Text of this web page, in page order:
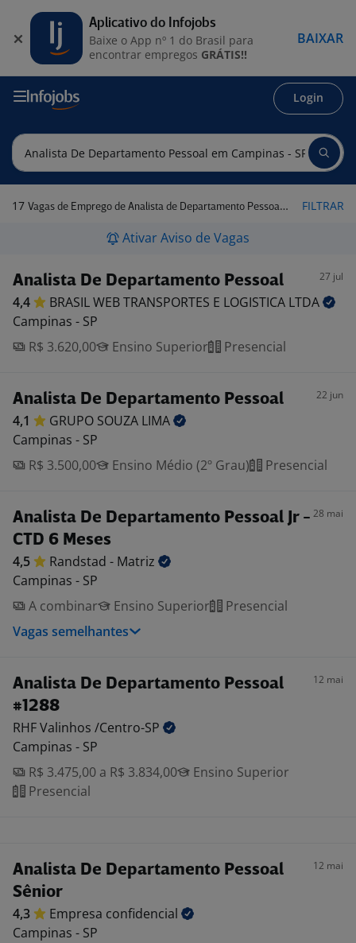
Login
17 Vagas de Emprego de Analista de Departamento Pessoal em Campinas - SP FILTRAR
Ativar Aviso de Vagas
Analista De Departamento Pessoal 27 jul
4,4 BRASIL WEB TRANSPORTES E LOGISTICA LTDA
Campinas - SP
R$ 3.620,00
Ensino Superior Presencial
Analista De Departamento Pessoal 22 jun
4,1 GRUPO SOUZA LIMA
Campinas - SP
R$ 3.500,00
Ensino Médio (2º Grau) Presencial
Analista De Departamento Pessoal Jr -
CTD 6 Meses
28 mai
4,5 Randstad - Matriz
Campinas - SP
A combinar
Ensino Superior
Presencial
Vagas semelhantes
Analista De Departamento Pessoal
#1288
12 mai
RHF Valinhos /Centro-SP
Campinas - SP
R$ 3.475,00 a R$ 3.834,00
Ensino Superior
Presencial
Analista De Departamento Pessoal
Sênior
12 mai
4,3 Empresa confidencial
Campinas - SP
Aplicativo do Infojobs
Baixe o App nº 1 do Brasil para
encontrar empregos GRÁTIS!!
BAIXAR